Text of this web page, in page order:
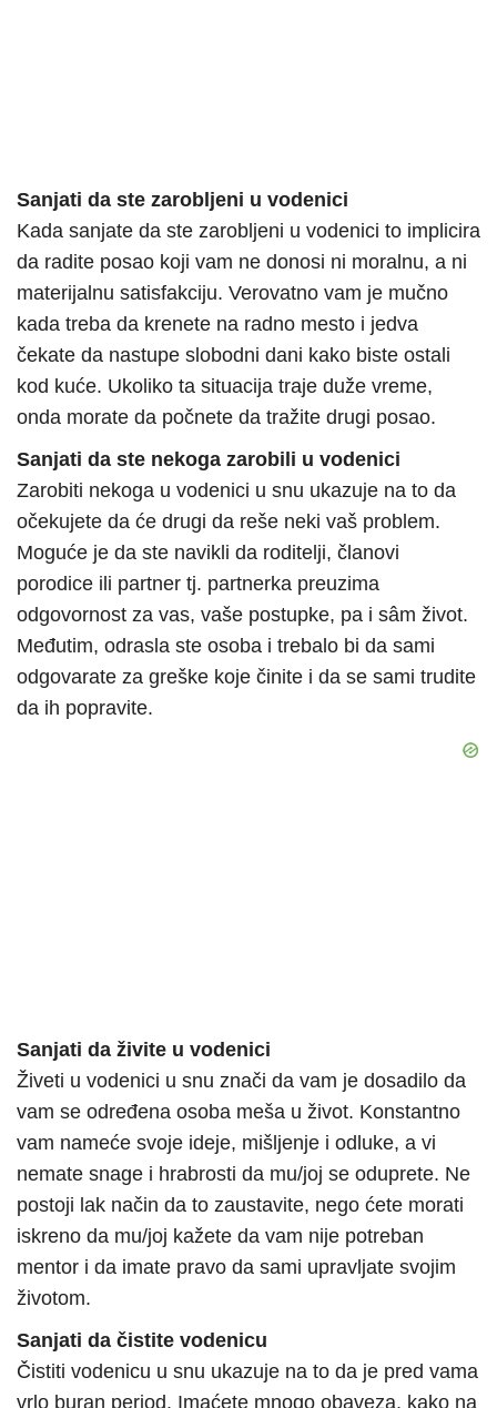
Sanjati da ste zarobljeni u vodenici
Kada sanjate da ste zarobljeni u vodenici to implicira
da radite posao koji vam ne donosi ni moralnu, a ni
materijalnu satisfakciju. Verovatno vam je mučno
kada treba da krenete na radno mesto i jedva
čekate da nastupe slobodni dani kako biste ostali
kod kuće. Ukoliko ta situacija traje duže vreme,
onda morate da počnete da tražite drugi posao.
Sanjati da ste nekoga zarobili u vodenici
Zarobiti nekoga u vodenici u snu ukazuje na to da
očekujete da će drugi da reše neki vaš problem.
Moguće je da ste navikli da roditelji, članovi
porodice ili partner tj. partnerka preuzima
odgovornost za vas, vaše postupke, pa i sâm život.
Međutim, odrasla ste osoba i trebalo bi da sami
odgovarate za greške koje činite i da se sami trudite
da ih popravite.
Sanjati da živite u vodenici
Živeti u vodenici u snu znači da vam je dosadilo da
vam se određena osoba meša u život. Konstantno
vam nameće svoje ideje, mišljenje i odluke, a vi
nemate snage i hrabrosti da mu/joj se oduprete. Ne
postoji lak način da to zaustavite, nego ćete morati
iskreno da mu/joj kažete da vam nije potreban
mentor i da imate pravo da sami upravljate svojim
životom.
Sanjati da čistite vodenicu
Čistiti vodenicu u snu ukazuje na to da je pred vama
vrlo buran period. Imaćete mnogo obaveza, kako na